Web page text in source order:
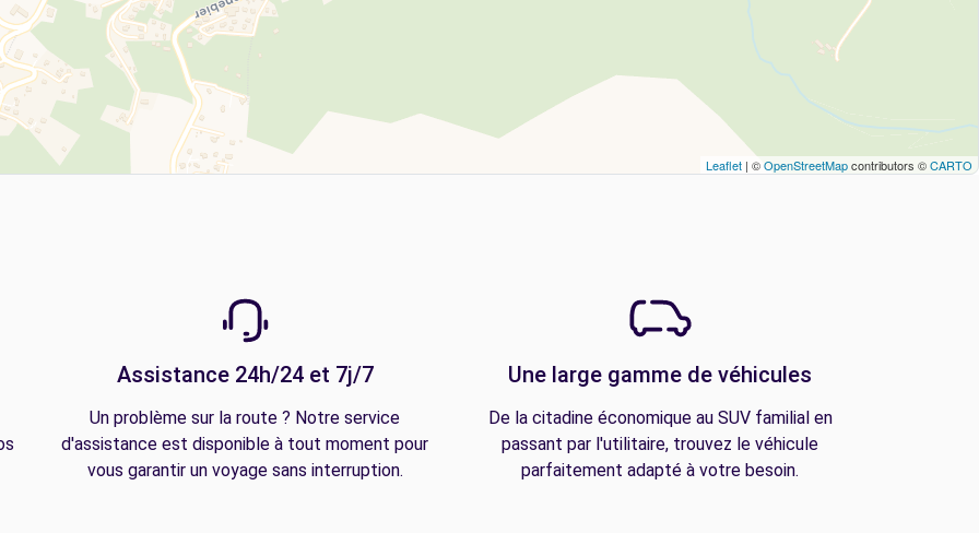
Leaflet | ©OpenStreetMapcontributors ©CARTO
Assistance 24h/24 et 7j/7
Un problème sur la route ? Notre service
d'assistance est disponible à tout moment pour
vous garantir un voyage sans interruption.
Une large gamme de véhicules
De la citadine économique au SUV familial en
passant par l'utilitaire, trouvez le véhicule
parfaitement adapté à votre besoin.